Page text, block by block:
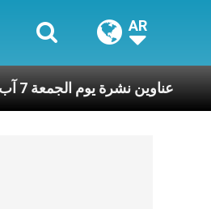
AR
عناوين نشرة يوم الجمعة 7 آب 2026: السلام يُبنى الآخرين